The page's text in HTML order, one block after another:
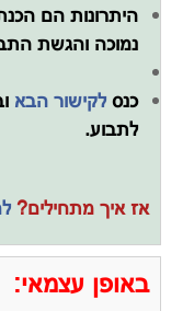
היתרונות הם
נמוכה והגשת
כנס לקישור הבא
לתבוע.
אז איך מתחילים?
באופן עצמאי: